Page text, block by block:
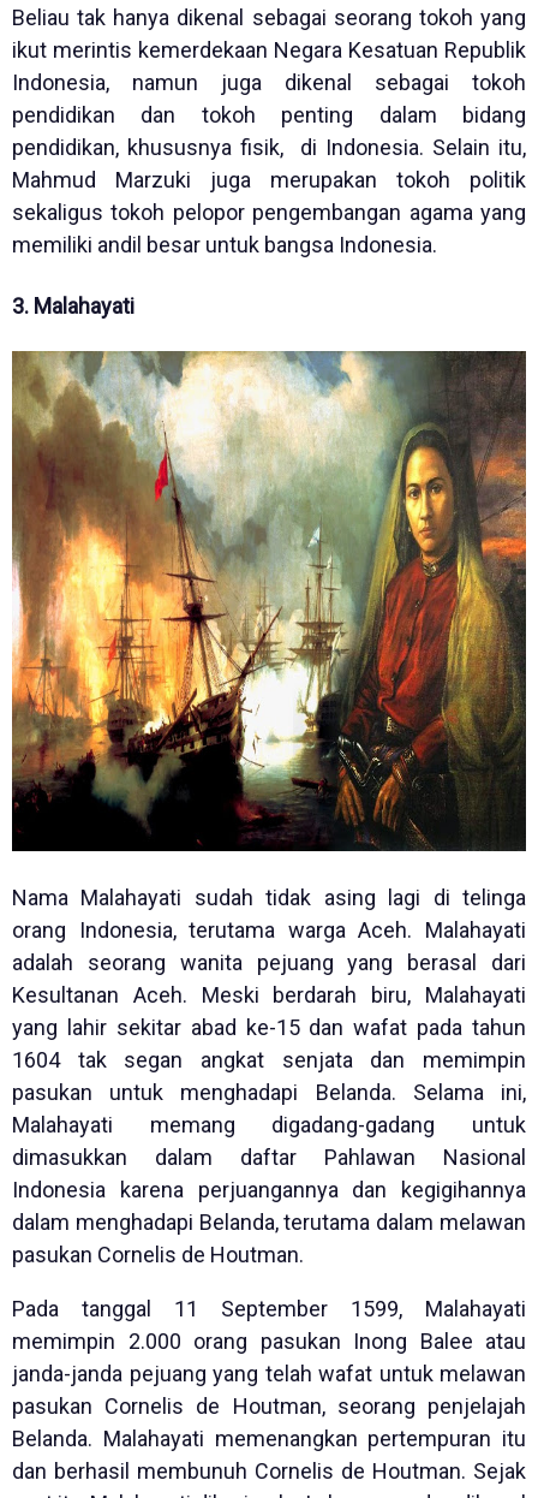
Beliau tak hanya dikenal sebagai seorang tokoh yang
ikut merintis kemerdekaan Negara Kesatuan Republik
Indonesia, namun juga dikenal sebagai tokoh
pendidikan dan tokoh penting dalam bidang
pendidikan, khususnya fisik, di Indonesia. Selain itu,
Mahmud Marzuki juga merupakan tokoh politik
sekaligus tokoh pelopor pengembangan agama yang
memiliki andil besar untuk bangsa Indonesia.
3. Malahayati
Nama Malahayati sudah tidak asing lagi di telinga
orang Indonesia, terutama warga Aceh. Malahayati
adalah seorang wanita pejuang yang berasal dari
Kesultanan Aceh. Meski berdarah biru, Malahayati
yang lahir sekitar abad ke-15 dan wafat pada tahun
1604 tak segan angkat senjata dan memimpin
pasukan untuk menghadapi Belanda. Selama ini,
Malahayati memang digadang-gadang untuk
dimasukkan dalam daftar Pahlawan Nasional
Indonesia karena perjuangannya dan kegigihannya
dalam menghadapi Belanda, terutama dalam melawan
pasukan Cornelis de Houtman.
Pada tanggal 11 September 1599, Malahayati
memimpin 2.000 orang pasukan Inong Balee atau
janda-janda pejuang yang telah wafat untuk melawan
pasukan Cornelis de Houtman, seorang penjelajah
Belanda. Malahayati memenangkan pertempuran itu
dan berhasil membunuh Cornelis de Houtman. Sejak